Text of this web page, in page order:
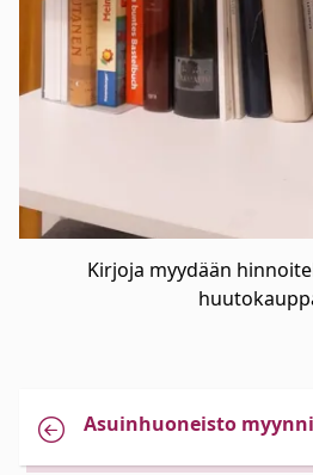
Kirjoja myydään
Asuinhuoneisto